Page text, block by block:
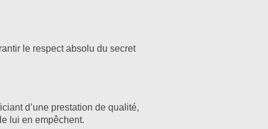
le respect absolu du secret
d’une prestation de qualité,
lui en empêchent.